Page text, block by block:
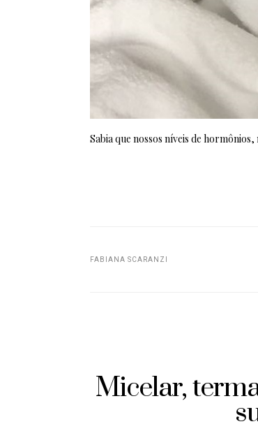
Sabia que nossos níveis de
FABIANA SCARANZI
Micelar,